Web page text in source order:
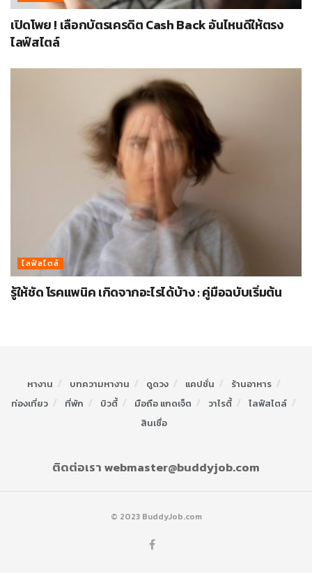
เปิดโพย ! เลือกบัตรเครดิต Cash Back อันไหนดีให้ตรง
ไลฟ์สไตล์
ไลฟ์สไตล์
รู้ให้ชัด โรคแพนิค เกิดจากอะไรได้บ้าง : คู่มือฉบับเริ่มต้น
หางาน บทความหางาน ดูดวง แคปชั่น
ร้านอาหาร
ท่องเที่ยว
ที่พัก บิวตี้ มือถือ แกดเจ็ต วาไรตี้
ไลฟ์สไตล์
สินเชื่อ
ติดต่อเรา webmaster@buddyjob.com
© 2023 BuddyJob.com